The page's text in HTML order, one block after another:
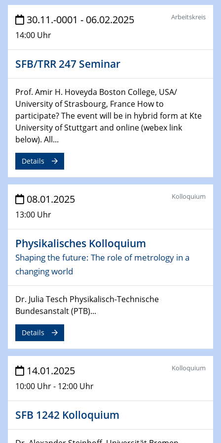
06.02.2025
Sfb-trr247-all Seminar
CataLysis Joint Colloquium)
10.02.2025 - 11.02.2025
11.02.2025
SFB/TRR 270 Kolloquium
11.02.2025
Social Hour
CENIDE / ZBT / IW
Natural Water to H2
Sfb-trr247-all Annual Meeting
24.02.2025
CENIDE-BGU Seminar
27.02.2025
WIN & CENIDE Seminar Series on 2D-
MATURE
27.02.2025
Sfb-trr247-all Seminar
18.03.2025 - 19.03.2025
Kooperationsseminar
Elektrolyse/Brennstoffzelle
30.11.-0001 - 06.02.2025
14:00 Uhr
Arbeitskreis
SFB/TRR 247 Seminar
Prof. Amir H. Hoveyda Boston College, USA/
University of Strasbourg, France How to
participate? The event will be in hybrid form at Kte
University of Stuttgart and online (webex link
below). All...
Details
08.01.2025
13:00 Uhr
Kolloquium
Physikalisches Kolloquium
Shaping the future: The role of metrology in a
changing world
Dr. Julia Tesch Physikalisch-Technische
Bundesanstalt (PTB)...
Details
14.01.2025
10:00 Uhr - 12:00 Uhr
Kolloquium
SFB 1242 Kolloquium